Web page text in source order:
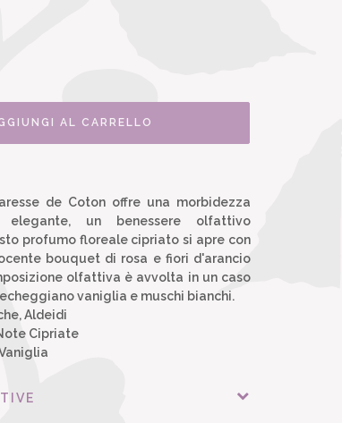
AL CARRELLO
de Coton offre una morbidezza
elegante, un benessere olfattivo
profumo floreale cipriato si apre con
bouquet di rosa e fiori d'arancio
olfattiva è avvolta in un caso
vaniglia e muschi bianchi.
Aldeidi
Cipriate